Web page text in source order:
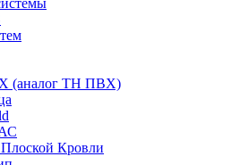
(аналог ТН ПВХ)
Кровли